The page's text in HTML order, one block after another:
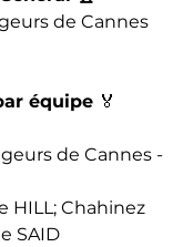
de Cannes
équipe 🏅
de Cannes -
HILL; Chahinez
SAID